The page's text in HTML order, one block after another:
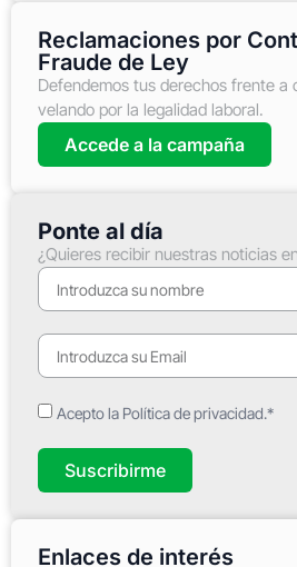
Reclamaciones por
Fraude de Ley
Defendemos tus derechos frente a
velando por la legalidad laboral.
Accede a la campaña
Ponte al día
¿Quieres recibir nuestras noticias
Acepto la Política de privacidad.*
Suscribirme
Enlaces de interés